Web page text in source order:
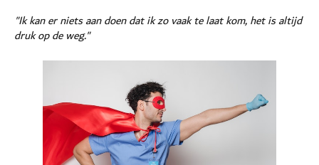
"Ik kan er niets aan doen dat ik zo vaak te laat kom, het is altijd
druk op de weg."